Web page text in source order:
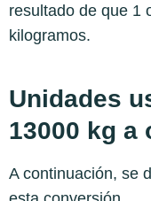
resultado de que 1
kilogramos.
Unidades
13000 kg a
A continuación, se